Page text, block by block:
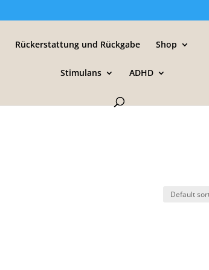
Rückerstattung und Rückgabe Shop
Stimulans ADHD